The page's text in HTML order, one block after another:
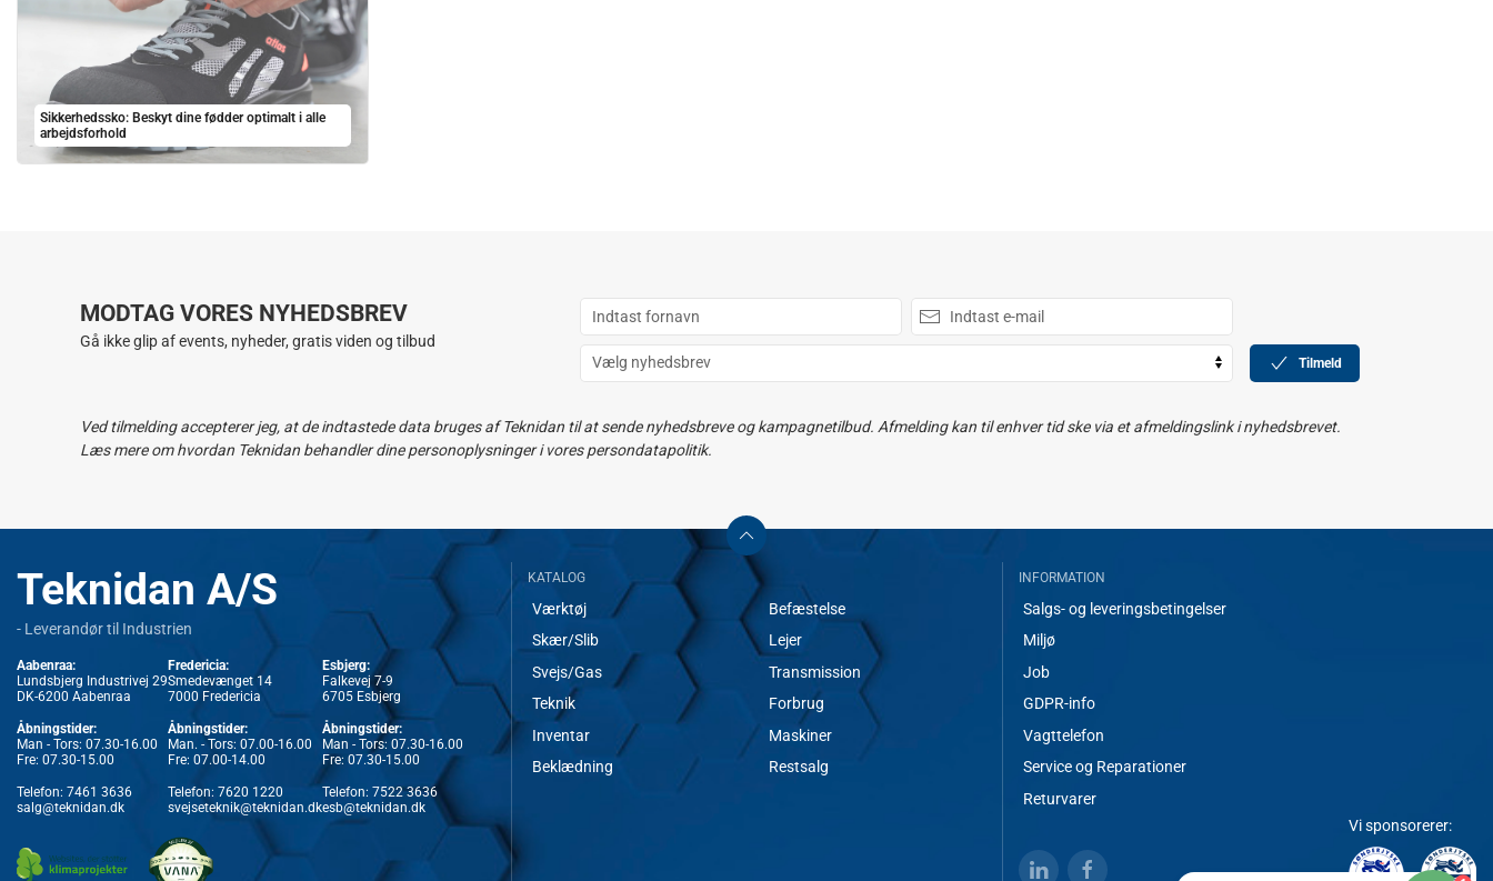
Sikkerhedssko: Beskyt dine fødder optimalt i alle
arbejdsforhold
MODTAG VORES NYHEDSBREV
Gå ikke glip af events, nyheder, gratis viden og tilbud
Tilmeld
Ved tilmelding accepterer jeg, at de indtastede data bruges af Teknidan til at sende nyhedsbreve og kampagnetilbud. Afmelding kan til enhver tid ske via et afmeldingslink i nyhedsbrevet.
Læs mere om hvordan Teknidan behandler dine personoplysninger i vores persondatapolitik.
Teknidan A/S
- Leverandør til Industrien
Aabenraa:
Lundsbjerg Industrivej 29
DK-6200 Aabenraa
Åbningstider:
Man - Tors: 07.30-16.00
Fre: 07.30-15.00
Telefon: 7461 3636
salg@teknidan.dk
Fredericia:
Smedevænget 14
7000 Fredericia
Åbningstider:
Man. - Tors: 07.00-16.00
Fre: 07.00-14.00
Telefon: 7620 1220
svejseteknik@teknidan.dk
Esbjerg:
Falkevej 7-9
6705 Esbjerg
Åbningstider:
Man - Tors: 07.30-16.00
Fre: 07.30-15.00
Telefon: 7522 3636
esb@teknidan.dk
KATALOG
Værktøj
Skær/Slib
Svejs/Gas
Teknik
Inventar
Beklædning
Befæstelse
Lejer
Transmission
Forbrug
Maskiner
Restsalg
INFORMATION
Salgs- og leveringsbetingelser
Miljø
Job
GDPR-info
Vagttelefon
Service og Reparationer
Returvarer
Vi sponsorerer: